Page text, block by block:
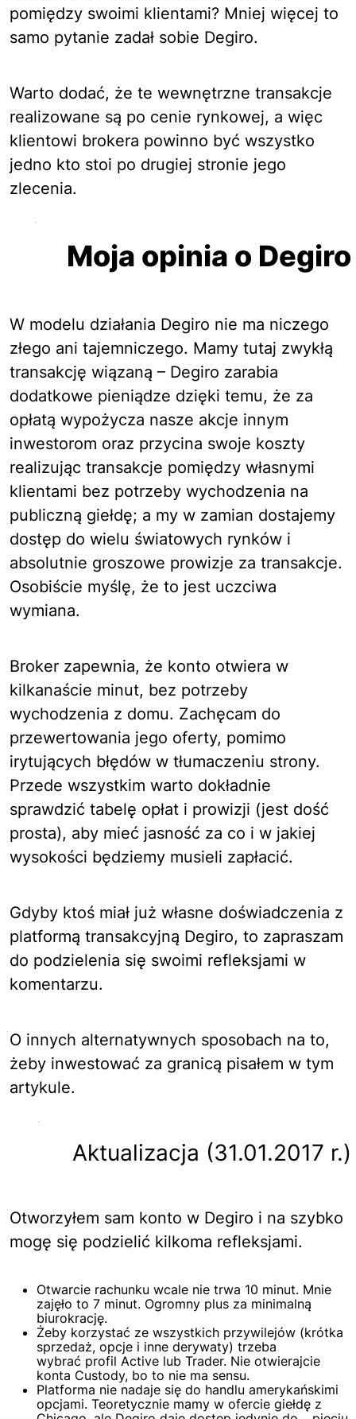
pomiędzy swoimi klientami? Mniej więcej to
samo pytanie zadał sobie Degiro.
Warto dodać, że te wewnętrzne transakcje
realizowane są po cenie rynkowej, a więc
klientowi brokera powinno być wszystko
jedno kto stoi po drugiej stronie jego
zlecenia.
Moja opinia o Degiro
W modelu działania Degiro nie ma niczego
złego ani tajemniczego. Mamy tutaj zwykłą
transakcję wiązaną – Degiro zarabia
dodatkowe pieniądze dzięki temu, że za
opłatą wypożycza nasze akcje innym
inwestorom oraz przycina swoje koszty
realizując transakcje pomiędzy własnymi
klientami bez potrzeby wychodzenia na
publiczną giełdę; a my w zamian dostajemy
dostęp do wielu światowych rynków i
absolutnie groszowe prowizje za transakcje.
Osobiście myślę, że to jest uczciwa
wymiana.
Broker zapewnia, że konto otwiera w
kilkanaście minut, bez potrzeby
wychodzenia z domu. Zachęcam do
przewertowania jego oferty, pomimo
irytujących błędów w tłumaczeniu strony.
Przede wszystkim warto dokładnie
sprawdzić tabelę opłat i prowizji (jest dość
prosta), aby mieć jasność za co i w jakiej
wysokości będziemy musieli zapłacić.
Gdyby ktoś miał już własne doświadczenia z
platformą transakcyjną Degiro, to zapraszam
do podzielenia się swoimi refleksjami w
komentarzu.
O innych alternatywnych sposobach na to,
żeby inwestować za granicą pisałem w tym
artykule.
Aktualizacja (31.01.2017 r.)
Otworzyłem sam konto w Degiro i na szybko
mogę się podzielić kilkoma refleksjami.
Otwarcie rachunku wcale nie trwa 10 minut. Mnie
zajęło to 7 minut. Ogromny plus za minimalną
biurokrację.
Żeby korzystać ze wszystkich przywilejów (krótka
sprzedaż, opcje i inne derywaty) trzeba
wybrać profil Active lub Trader. Nie otwierajcie
konta Custody, bo to nie ma sensu.
Platforma nie nadaje się do handlu amerykańskimi
opcjami. Teoretycznie mamy w ofercie giełdę z